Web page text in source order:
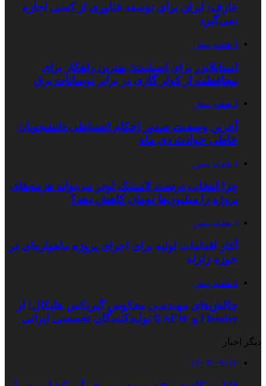
عارف: ایران برای توسعه فناوری از کسی اجازه
نمی‌گیرد
3 هفته پیش
استابلایزر برای اسپلیت؛ بهترین راهکار برای
محافظت از کولر گازی در برابر نوسانات برق
3 هفته پیش
آخرین وضعیت صدور احکام انضباطی دانشجویان
خاطی حوادث دی ماه
3 هفته پیش
چرا انتخاب درست لاستیک لودر می‌تواند هزینه‌های
پروژه را میلیون‌ها تومان کاهش دهد؟
3 هفته پیش
آغاز اقدامات اولیه برای اجرای پروژه ماهواره‌ای در
حوزه زلزله
4 هفته پیش
چالش‌های مهندسی معکوس گیربکس هلیکال؛ از
Flender و SEW تا تولیدکنندگان تخصصی ایرانی
دیگر اخبار
۱۴۰۳/۰۹/۱۲